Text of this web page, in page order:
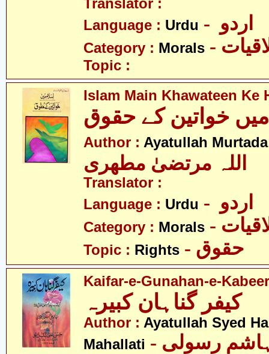
Translator :
Language : Urdu
Category : Morals
Topic :
Islam Main Khawateen Ke
Author : Ayatullah
اللہ مرتضیٰ مطھری
Translator :
Language : Urdu
Category : Morals
Topic : Rights - حقوق
Kaifar-e-Gunahan-e-
کیفر گناہان کبیرہ
Author : Ayatullah Syed
Mahallati - آیت اللہ سیّد ہاشم رسولی